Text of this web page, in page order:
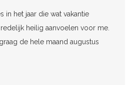
in het jaar die wat vakantie
heilig aanvoelen voor me.
de hele maand augustus